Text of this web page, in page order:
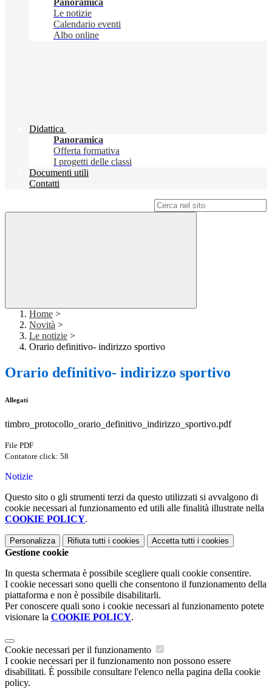
Panoramica
Le notizie
Calendario eventi
Albo online
Didattica
Panoramica
Offerta formativa
I progetti delle classi
Documenti utili
Contatti
Home >
Novità >
Le notizie >
Orario definitivo- indirizzo sportivo
Orario definitivo- indirizzo sportivo
Allegati
timbro_protocollo_orario_definitivo_indirizzo_sportivo.pdf
File PDF
Contatore click: 58
Notizie
Questo sito o gli strumenti terzi da questo utilizzati si avvalgono di
cookie necessari al funzionamento ed utili alle finalità illustrate nella
COOKIE POLICY.
Personalizza Rifiuta tutti i cookies Accetta tutti i cookies
Gestione cookie
In questa schermata è possibile scegliere quali cookie consentire.
I cookie necessari sono quelli che consentono il funzionamento della
piattaforma e non è possibile disabilitarli.
Per conoscere quali sono i cookie necessari al funzionamento potete
visionare la COOKIE POLICY.
Cookie necessari per il funzionamento
I cookie necessari per il funzionamento non possono essere
disabilitati. È possibile consultare l'elenco nella pagina della cookie
policy.